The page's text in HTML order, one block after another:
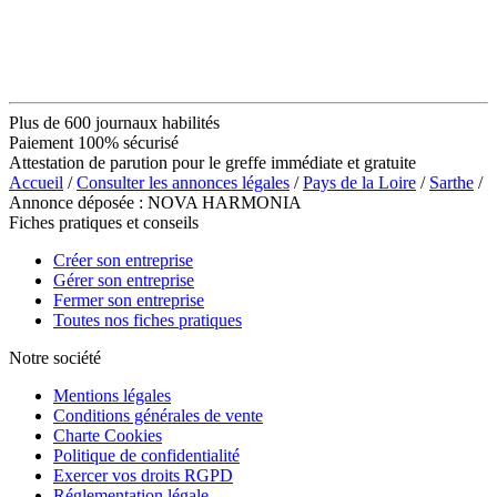
Plus de 600 journaux habilités
Paiement 100% sécurisé
Attestation de parution pour le greffe immédiate et gratuite
Accueil /Consulter les annonces légales /Pays de la Loire / Sarthe /
Annonce déposée : NOVA HARMONIA
Fiches pratiques et conseils
Créer son entreprise
Gérer son entreprise
Fermer son entreprise
Toutes nos fiches pratiques
Notre société
Mentions légales
Conditions générales de vente
Charte Cookies
Politique de confidentialité
Exercer vos droits RGPD